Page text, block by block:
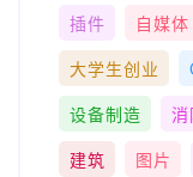
插件 自媒体
大学生创业
设备制造
消
建筑
图片